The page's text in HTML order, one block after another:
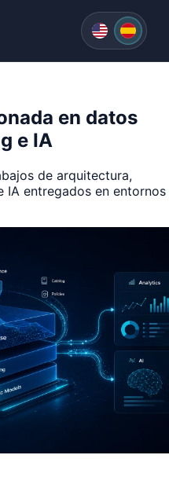
English
en datos
e IA
de arquitectura,
IA entregados en entornos